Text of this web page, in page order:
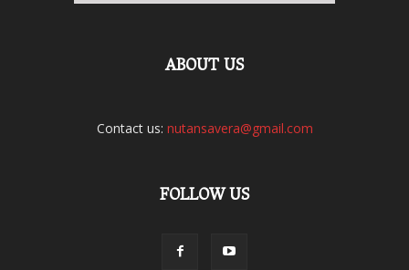
ABOUT US
Contact us: nutansavera@gmail.com
FOLLOW US